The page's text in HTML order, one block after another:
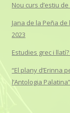
Nou curs d’estiu de
Jana de la Peña de
2023
Estudies grec i
“El plany d’Erinna
l’Antologia Palatina”